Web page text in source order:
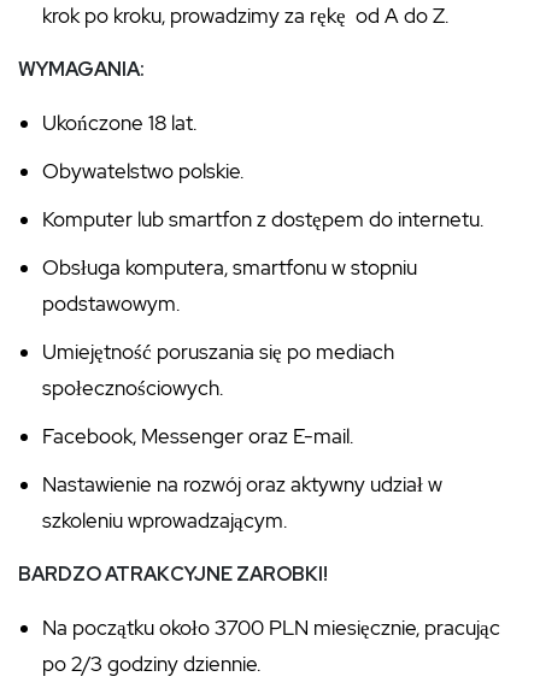
krok po kroku, prowadzimy za rękę od A do Z.
WYMAGANIA:
Ukończone 18 lat.
Obywatelstwo polskie.
Komputer lub smartfon z dostępem do internetu.
Obsługa komputera, smartfonu w stopniu
podstawowym.
Umiejętność poruszania się po mediach
społecznościowych.
Facebook, Messenger oraz E-mail.
Nastawienie na rozwój oraz aktywny udział w
szkoleniu wprowadzającym.
BARDZO ATRAKCYJNE ZAROBKI!
Na początku około 3700 PLN miesięcznie, pracując
po 2/3 godziny dziennie.